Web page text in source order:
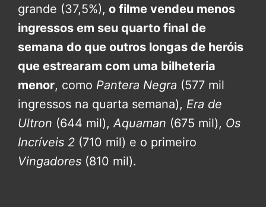
grande (37,5%), o filme vendeu menos
ingressos em seu quarto final de
semana do que outros longas de heróis
que estrearam com uma bilheteria
menor, como Pantera Negra (577 mil
ingressos na quarta semana), Era de
Ultron (644 mil),Aquaman (675 mil), Os
Incríveis 2 (710 mil) e o primeiro
Vingadores (810 mil).